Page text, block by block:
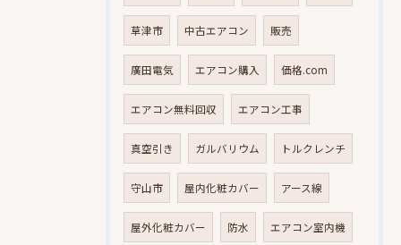
草津市 中古エアコン 販売
廣田電気 エアコン購入 価格.com
エアコン無料回収 エアコン工事
真空引き ガルバリウム トルクレンチ
守山市 屋内化粧カバー アース線
屋外化粧カバー 防水 エアコン室内機